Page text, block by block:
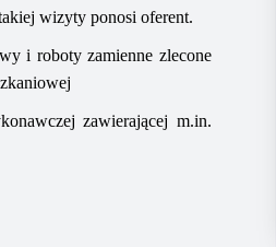
wizyty ponosi oferent.
i roboty zamienne zlecone
zawierającej m.in.